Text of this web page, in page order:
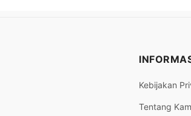
Kebijakan
Tentang